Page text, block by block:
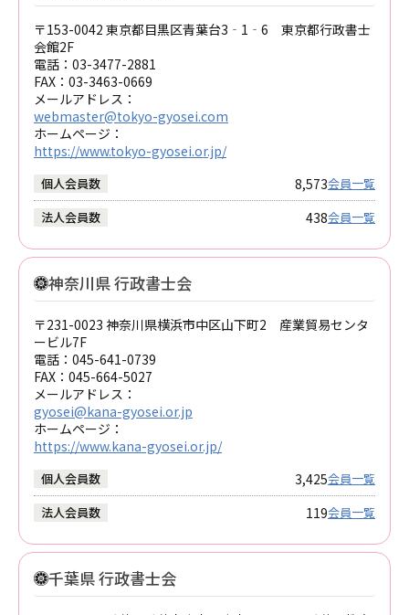
〒153-0042 東京都目黒区青葉台3‐1‐6 東京都行政書士
会館2F
電話： 03-3477-2881
FAX： 03-3463-0669
メールアドレス：
webmaster@tokyo-gyosei.com
ホームページ：
https://www.tokyo-gyosei.or.jp/
個人会員数 8,573会員一覧
法人会員数
438会員一覧
神奈川県 行政書士会
〒231-0023 神奈川県横浜市中区山下町2 産業貿易センタ
ービル7F
電話： 045-641-0739
FAX： 045-664-5027
メールアドレス：
gyosei@kana-gyosei.or.jp
ホームページ：
https://www.kana-gyosei.or.jp/
個人会員数 3,425会員一覧
法人会員数
119会員一覧
千葉県 行政書士会